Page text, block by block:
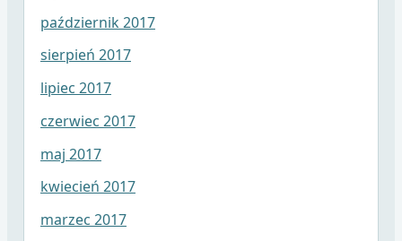
październik 2017
sierpień 2017
lipiec 2017
czerwiec 2017
maj 2017
kwiecień 2017
marzec 2017